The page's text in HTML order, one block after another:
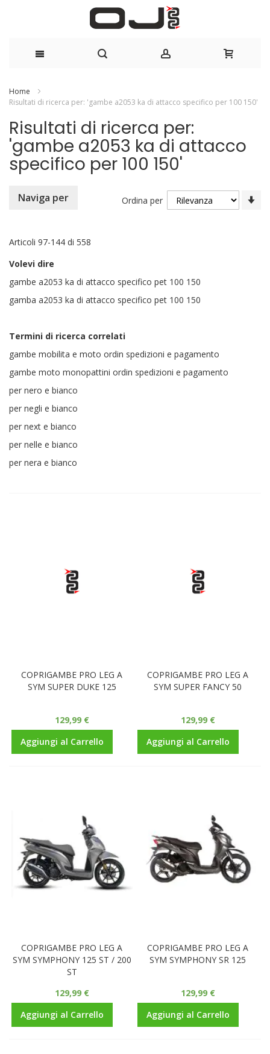
al
contenuto
Home
Risultati di ricerca per: 'gambe a2053 ka di attacco specifico per 100 150'
Risultati di ricerca per:
'gambe a2053 ka di attacco
specifico per 100 150'
Articoli 97-144 di 558
Ordina per
Volevi dire
gambe a2053 ka di attacco specifico pet 100 150
gamba a2053 ka di attacco specifico pet 100 150
Termini di ricerca correlati
gambe mobilita e moto ordin spedizioni e pagamento
gambe moto monopattini ordin spedizioni e pagamento
per nero e bianco
per negli e bianco
per next e bianco
per nelle e bianco
per nera e bianco
COPRIGAMBE PRO LEG A
SYM SUPER DUKE 125
129,99 €
Aggiungi al Carrello
COPRIGAMBE PRO LEG A
SYM SUPER FANCY 50
129,99 €
Aggiungi al Carrello
COPRIGAMBE PRO LEG A
SYM SYMPHONY 125 ST / 200
ST
129,99 €
Aggiungi al Carrello
COPRIGAMBE PRO LEG A
SYM SYMPHONY SR 125
129,99 €
Aggiungi al Carrello
Naviga per